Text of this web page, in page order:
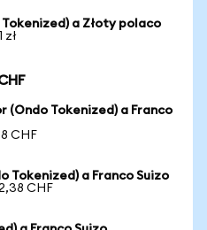
a Złoty polaco
zł
(Ondo Tokenized) a Franco
CHF
Tokenized) a Franco Suizo
CHF